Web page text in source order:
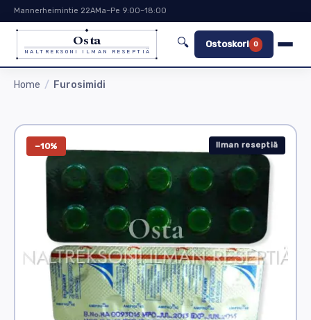
Mannerheimintie 22AMa–Pe 9:00–18:00
Osta
NALTREKSONI ILMAN RESEPTIÄ
🔍 Ostoskori 0
Home Furosimidi
−10% Ilman reseptiä